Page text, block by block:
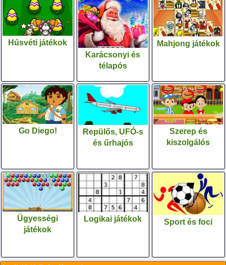
Húsvéti játékok
Karácsonyi és
télapós
Mahjong játékok
Go Diego!
Repülős, UFÓ-s
és űrhajós
Szerep és
kiszolgálós
Ügyességi
játékok
Logikai játékok Sport és foci